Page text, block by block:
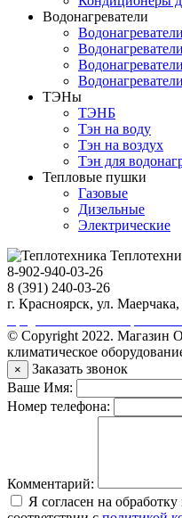
Водонагреватели
ТЭНы
ТЭНБ
Тэн на воду
Тэн на воздух
Тэн для
Тепловые пушки
Газовые
Дизельные
Электрические
8-902-940-03-26
8 (391) 240-03-26
г. Красноярск, ул.
© Copyright 2022. Магазин
климатическое
×
Заказать звонок
Ваше Имя:
Номер телефона:
Комментарий:
Я согласен на